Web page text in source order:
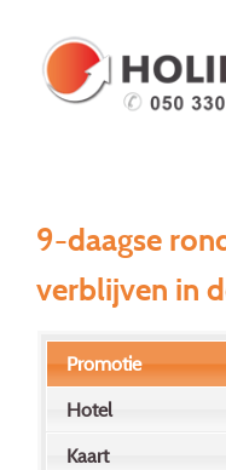
9-daagse
verblijven in
Promotie
Hotel
Kaart